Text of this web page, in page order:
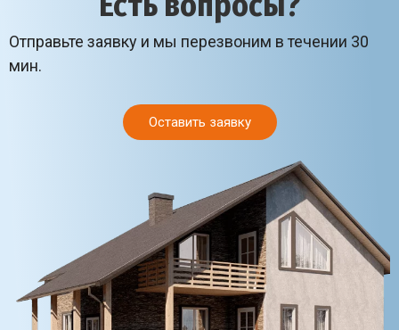
Отправьте заявку и мы перезвоним в течении 30
мин.
Оставить заявку